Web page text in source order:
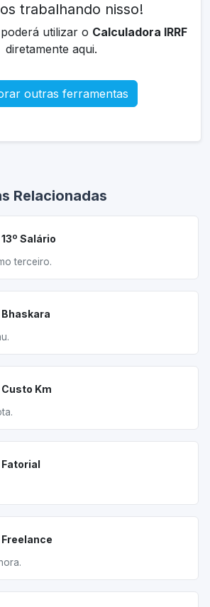
trabalhando nisso!
utilizar o Calculadora IRRF
diretamente aqui.
outras ferramentas
Relacionadas
Salário
terceiro.
Km